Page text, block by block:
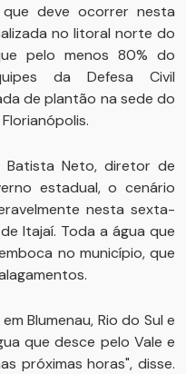
deve ocorrer nesta
no litoral norte do
pelo menos 80% do
da Defesa Civil
de plantão na sede do
Neto, diretor de
estadual, o cenário
nesta sexta-
Itajaí. Toda a água que
no município, que
Blumenau, Rio do Sul e
que desce pelo Vale e
próximas horas", disse.